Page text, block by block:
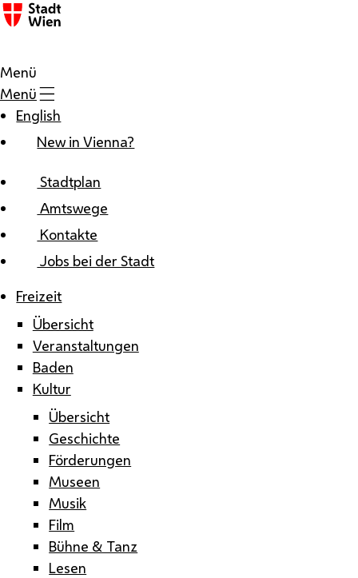
Zum Inhalt
Menü
Menü
English
New in Vienna?
Stadtplan
Amtswege
Kontakte
Jobs bei der Stadt
Freizeit
Übersicht
Veranstaltungen
Baden
Kultur
Übersicht
Geschichte
Förderungen
Museen
Musik
Film
Bühne & Tanz
Lesen